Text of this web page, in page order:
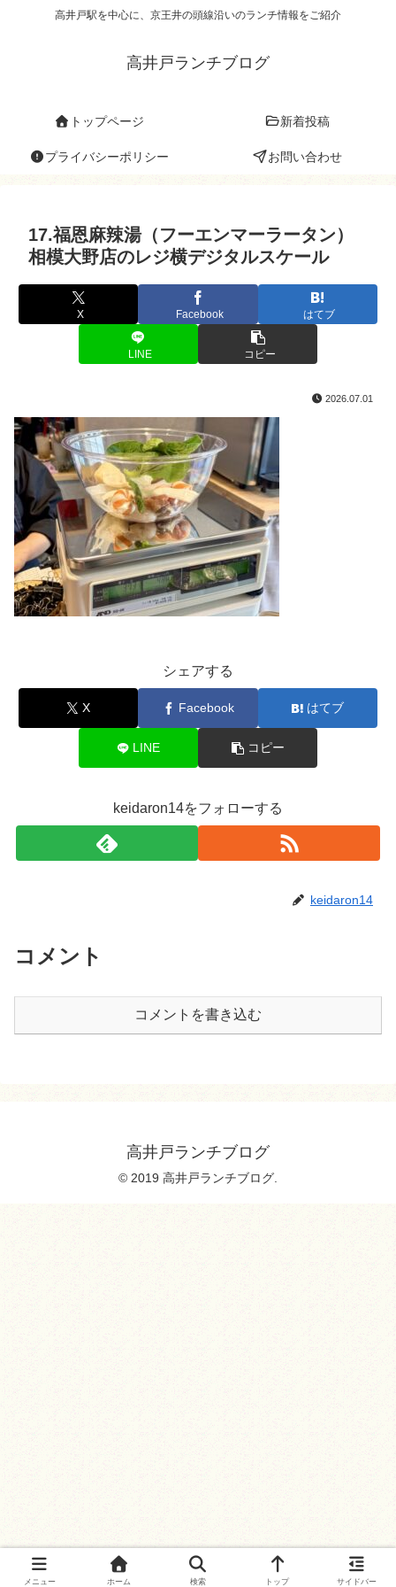
高井戸駅を中心に、京王井の頭線沿いのランチ情報をご紹介
高井戸ランチブログ
トップページ 新着投稿
プライバシーポリシー お問い合わせ
17.福恩麻辣湯（フーエンマーラータン）
相模大野店のレジ横デジタルスケール
X Facebook はてブ
LINE コピー
2026.07.01
シェアする
X Facebook はてブ
LINE コピー
keidaron14をフォローする
keidaron14
コメント
コメントを書き込む
高井戸ランチブログ
© 2019 高井戸ランチブログ.
メニュー ホーム 検索 トップ サイドバー